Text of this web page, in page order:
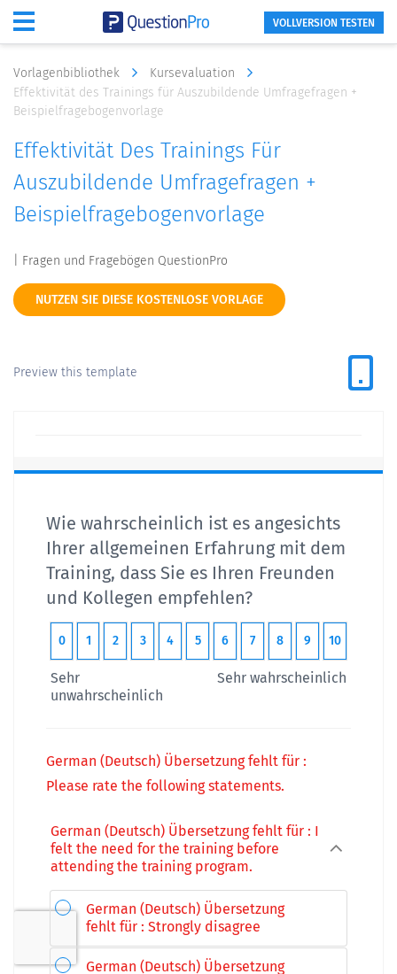
VOLLVERSION TESTEN
Vorlagenbibliothek
Kursevaluation
Effektivität des Trainings für Auszubildende Umfragefragen +
Beispielfragebogenvorlage
Effektivität Des Trainings Für
Auszubildende Umfragefragen +
Beispielfragebogenvorlage
| Fragen und Fragebögen QuestionPro
NUTZEN SIE DIESE KOSTENLOSE VORLAGE
Preview this template